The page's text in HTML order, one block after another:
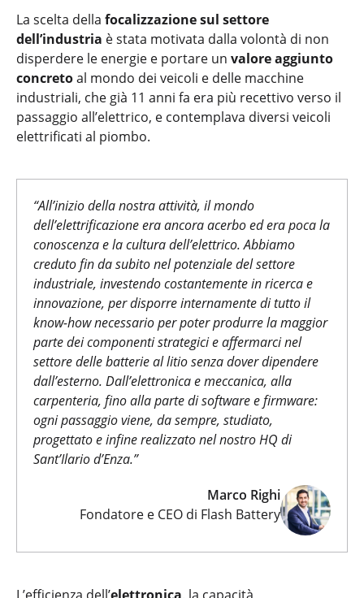
La scelta della focalizzazione sul settore
dell’industria è stata motivata dalla volontà di non
disperdere le energie e portare un valore aggiunto
concretoal mondo dei veicoli e delle macchine
industriali, che già 11 anni fa era più recettivo verso il
passaggio all’elettrico, e contemplava diversi veicoli
elettrificati al piombo.
“All’inizio della nostra attività, il mondo
dell’elettrificazione era ancora acerbo ed era poca la
conoscenza e la cultura dell’elettrico. Abbiamo
creduto fin da subito nel potenziale del settore
industriale, investendo costantemente in ricerca e
innovazione, per disporre internamente di tutto il
know-how necessario per poter produrre la maggior
parte dei componenti strategici e affermarci nel
settore delle batterie al litio senza dover dipendere
dall’esterno. Dall’elettronica e meccanica, alla
carpenteria, fino alla parte di software e firmware:
ogni passaggio viene, da sempre, studiato,
progettato e infine realizzato nel nostro HQ di
Sant’Ilario d’Enza.”
Marco Righi
Fondatore e CEO di Flash Battery